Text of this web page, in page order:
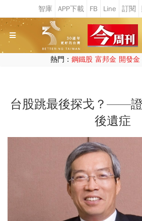
熱門： 鋼鐵股 富邦金 開發金
台股跳最後探戈？——
後遺症